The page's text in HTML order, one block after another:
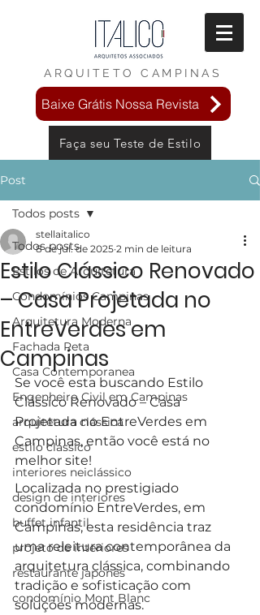
ARQUITETO CAMPINAS
Baixe Grátis Nossa Revista
Faça seu Teste de Estilo
Post
Todos posts
Estilos de Arquitetura
Condomínios Campinas
Arquitetura Moderna
Fachada Reta
Casa Contemporanea
Engenheiro Civil em Campinas
arquitetura clássica
estilo clássico
interiores neiclássico
design de interiores
buffet infantil
projeto de interiores
restaurante japonês
condomínio Mont Blanc
Todos posts
Estilo Clássico Renovado
– Casa Projetada no
EntreVerdes em
Campinas
stellaitalico
8 de jul. de 2025 2 min de leitura
Se você esta buscando Estilo
Clássico Renovado – Casa
Projetada no EntreVerdes em
Campinas, então você está no
melhor site!
Localizada no prestigiado
condomínio EntreVerdes, em
Campinas, esta residência traz
uma releitura contemporânea da
arquitetura clássica, combinando
tradição e sofisticação com
soluções modernas.